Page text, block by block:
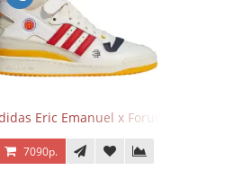
Eric Emanuel x Forum 84 High
7090р.